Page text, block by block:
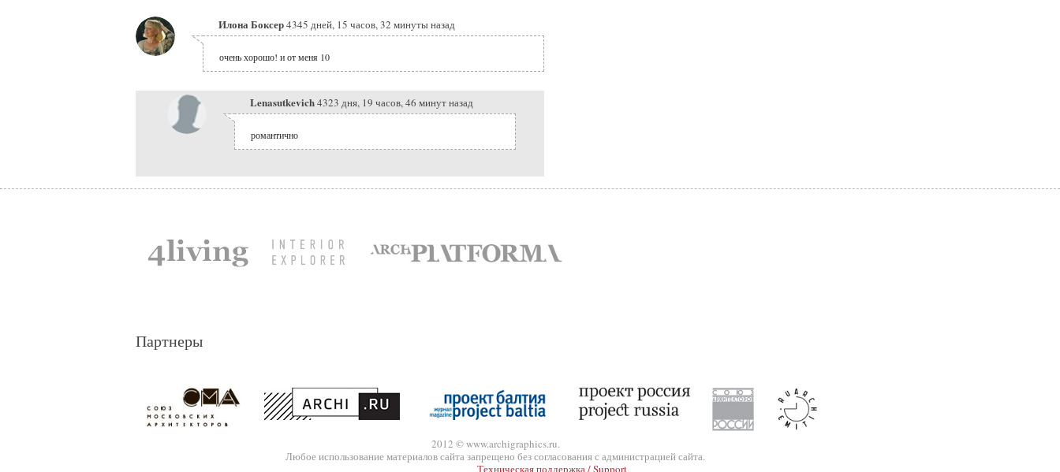
Илона Боксер4345 дней, 15 часов, 32 минуты назад
очень хорошо! и от меня 10
Lenasutkevich4323 дня, 19 часов, 46 минут назад
романтично
Партнеры
2012 © www.archigraphics.ru.
Любое использование материалов сайта запрещено без согласования с администрацией сайта.
Техническая поддержка / Support